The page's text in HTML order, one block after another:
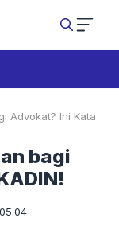
Advokat? Ini Kata
bagi